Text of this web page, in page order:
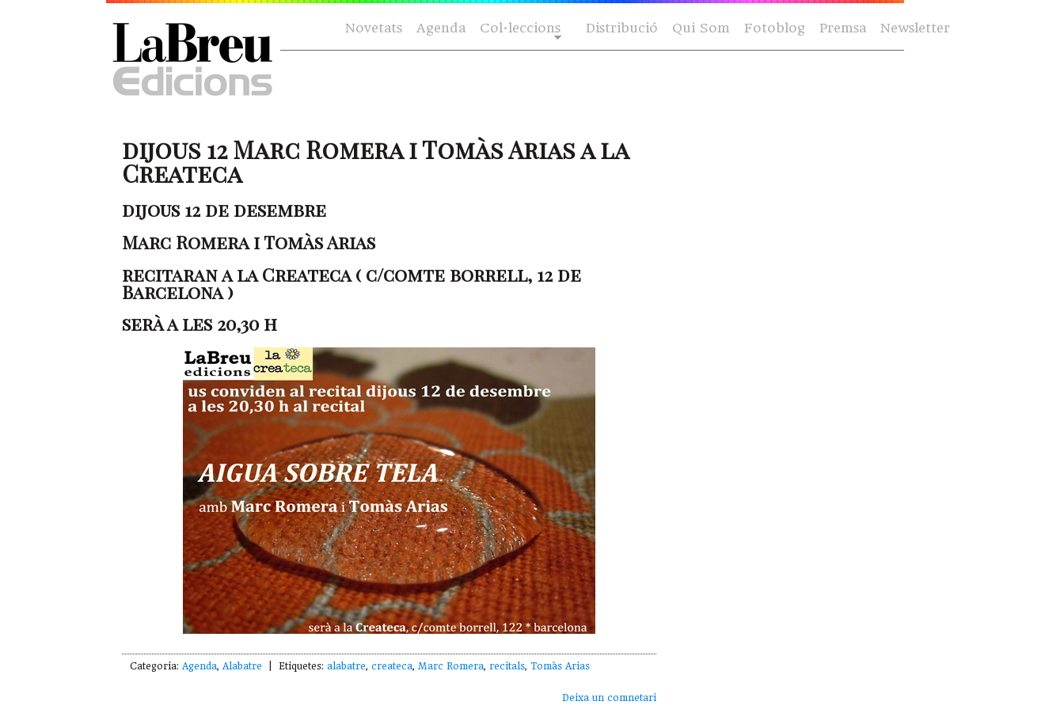
Novetats Agenda Col·leccions Distribució Qui Som Fotoblog Premsa Newsletter
dijous 12 Marc Romera i Tomàs Arias a la
Createca
dijous 12 de desembre
Marc Romera i Tomàs Arias
recitaran a la Createca ( c/comte borrell, 12 de
Barcelona )
serà a les 20,30 h
Categoria:Agenda,Alabatre | Etiquetes:alabatre,createca,Marc Romera, recitals,Tomàs Arias
Deixa un comnetari